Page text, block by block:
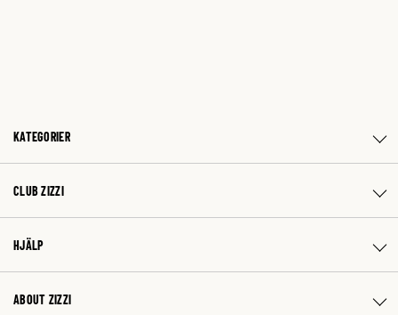
KATEGORIER
CLUB ZIZZI
HJÄLP
ABOUT ZIZZI